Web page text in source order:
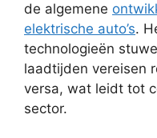
de algemene
elektrische auto’s.
technologieën
laadtijden vereisen
versa, wat leidt tot
sector.